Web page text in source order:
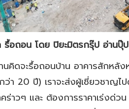
อถอน โดย ปิยะมิตรกรุ๊ป อ่านปุ๊
นคิดจะรื้อถอนบ้าน อาคารสักหลั
า 20 ปี) เราจะส่งผู้เชี่ยวชาญไ
ร่าวๆ และ ต้องการราคาเร่งด่